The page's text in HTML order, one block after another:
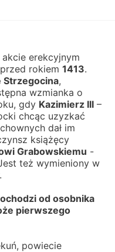
erekcyjnym
rokiem 1413.
Strzegocina,
wzmianka o
gdy Kazimierz III –
chcąc uzyzkać
dał im
książęcy
Grabowskiemu -
też wymieniony w
od osobnika
pierwszego
powiecie